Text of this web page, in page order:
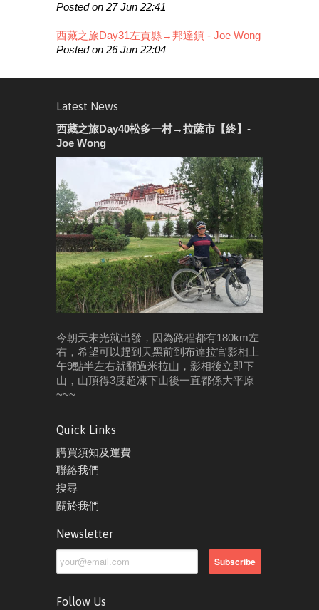
Posted on 27 Jun 22:41
西藏之旅Day31左貢縣→邦達鎮 - Joe Wong
Posted on 26 Jun 22:04
Latest News
西藏之旅Day40松多一村→拉薩市【終】-
Joe Wong
今朝天未光就出發，因為路程都有180km左
右，希望可以趕到天黑前到布達拉官影相 上
午9點半左右就翻過米拉山，影相後立即下
山，山頂得3度超凍下山後一直都係大平原
~~~
Quick Links
購買須知及運費
聯絡我們
搜尋
關於我們
Newsletter
Follow Us